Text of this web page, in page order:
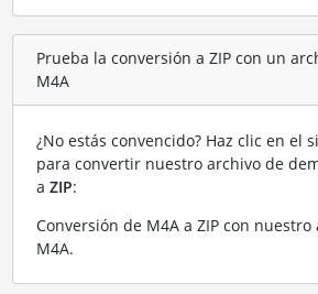
Prueba la conversión a ZIP con un
M4A
¿No estás convencido? Haz clic en el
para convertir nuestro archivo de
a ZIP:
Conversión de M4A a ZIP con
M4A.